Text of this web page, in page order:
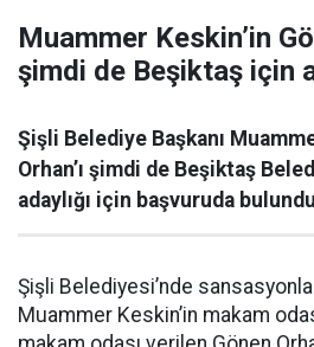
Muammer Keskin’in
şimdi de Beşiktaş için
Şişli Belediye Başkanı
Orhan’ı şimdi de Beşiktaş
adaylığı için başvuruda
Şişli Belediyesi’nde
Muammer Keskin’in makam